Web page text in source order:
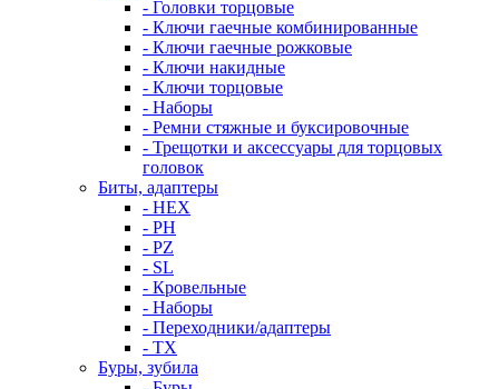
- Головки торцовые
- Ключи гаечные комбинированные
- Ключи гаечные рожковые
- Ключи накидные
- Ключи торцовые
- Наборы
- Ремни стяжные и буксировочные
- Трещотки и аксессуары для торцовых
головок
Биты, адаптеры
- HEX
- PH
- PZ
- SL
- Кровельные
- Наборы
- Переходники/адаптеры
- ТX
Буры, зубила